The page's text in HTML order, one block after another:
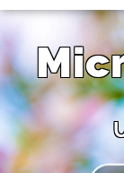
Stoloni
Produse
Culturi